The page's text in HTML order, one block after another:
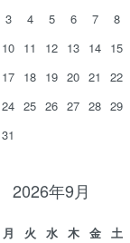
3 4 5 6 7
8
10 11 12 13 14 15
17 18 19 20 21
22
24 25 26 27 28 29
31
2026年9月
月 火 水 木 金
土